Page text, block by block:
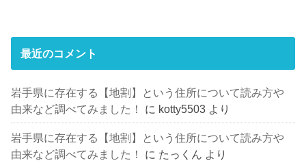
最近のコメント
岩手県に存在する【地割】という住所について読み方や
由来など調べてみました！
に kotty5503 より
岩手県に存在する【地割】という住所について読み方や
由来など調べてみました！
に たっくん より